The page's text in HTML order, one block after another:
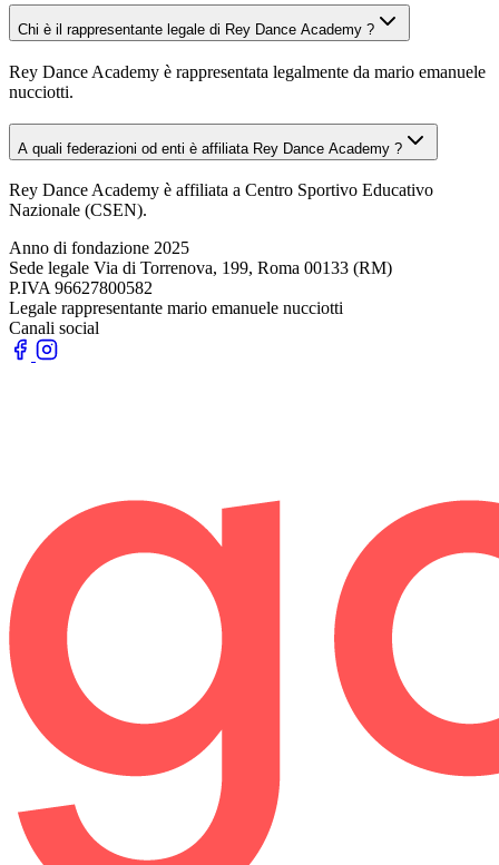
Chi è il rappresentante legale di Rey Dance Academy ?
Rey Dance Academy è rappresentata legalmente da mario emanuele
nucciotti.
A quali federazioni od enti è affiliata Rey Dance Academy ?
Rey Dance Academy è affiliata a Centro Sportivo Educativo
Nazionale (CSEN).
Anno di fondazione 2025
Sede legale Via di Torrenova, 199, Roma 00133 (RM)
P.IVA 96627800582
Legale rappresentante mario emanuele nucciotti
Canali social